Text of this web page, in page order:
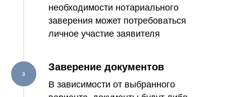
необходимости нотариального
заверения может потребоваться
личное участие заявителя
Заверение документов
В зависимости от выбранного